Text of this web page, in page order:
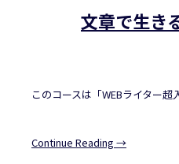
文章で生き
このコースは「WEBライター超
Continue Reading →